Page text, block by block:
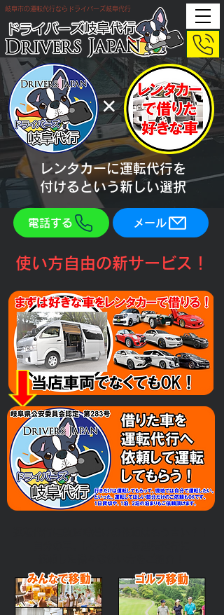
岐阜市の運転代行ならドライバーズ岐阜代行
​×
​レンタカーに運転代行を
​付けるという新しい選択
電話する メール
​使い方自由の新サービス！